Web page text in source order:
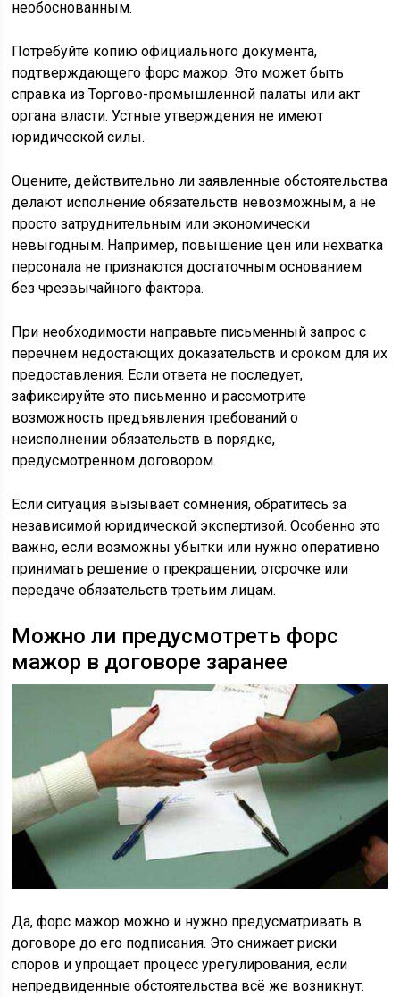
необоснованным.
Потребуйте копию официального документа,
подтверждающего форс мажор. Это может быть
справка из Торгово-промышленной палаты или акт
органа власти. Устные утверждения не имеют
юридической силы.
Оцените, действительно ли заявленные обстоятельства
делают исполнение обязательств невозможным, а не
просто затруднительным или экономически
невыгодным. Например, повышение цен или нехватка
персонала не признаются достаточным основанием
без чрезвычайного фактора.
При необходимости направьте письменный запрос с
перечнем недостающих доказательств и сроком для их
предоставления. Если ответа не последует,
зафиксируйте это письменно и рассмотрите
возможность предъявления требований о
неисполнении обязательств в порядке,
предусмотренном договором.
Если ситуация вызывает сомнения, обратитесь за
независимой юридической экспертизой. Особенно это
важно, если возможны убытки или нужно оперативно
принимать решение о прекращении, отсрочке или
передаче обязательств третьим лицам.
Можно ли предусмотреть форс
мажор в договоре заранее
Да, форс мажор можно и нужно предусматривать в
договоре до его подписания. Это снижает риски
споров и упрощает процесс урегулирования, если
непредвиденные обстоятельства всё же возникнут.